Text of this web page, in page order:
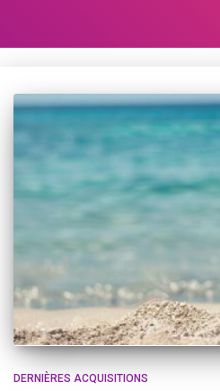
DERNIÈRES ACQUISITIONS